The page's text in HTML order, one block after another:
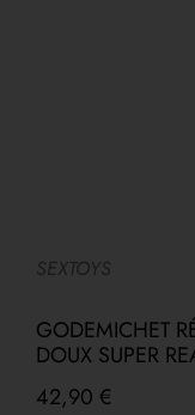
SEXTOYS
GODEMICHET
DOUX SUPER
42,90 €